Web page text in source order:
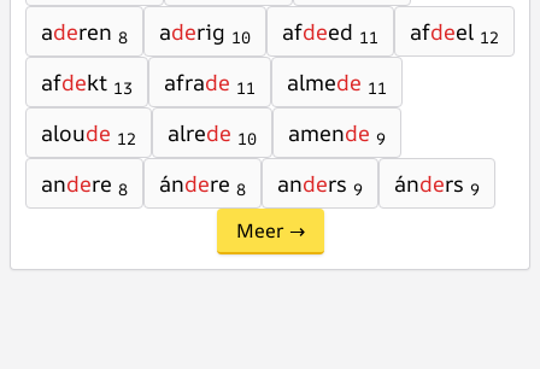
aderen 8 aderig 10 afdeed 11 afdeel 12
afdekt 13 afrade 11 almede 11
aloude 12 alrede 10 amende 9
andere 8 ándere 8 anders 9 ánders 9
Meer →